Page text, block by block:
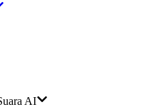
AI